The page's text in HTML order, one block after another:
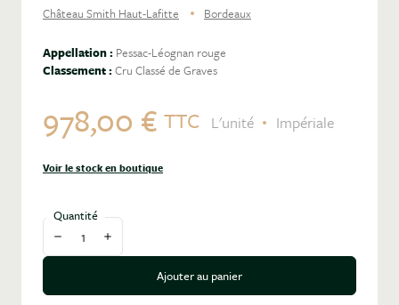
Château Smith Haut-Lafitte Bordeaux
Appellation : Pessac-Léognan rouge
Classement :Cru Classé de Graves
978,00 € TTC L'unité Impériale
Voir le stock en boutique
Quantité
Diminuer la quantité
Augmenter la quantité
Ajouter au panier